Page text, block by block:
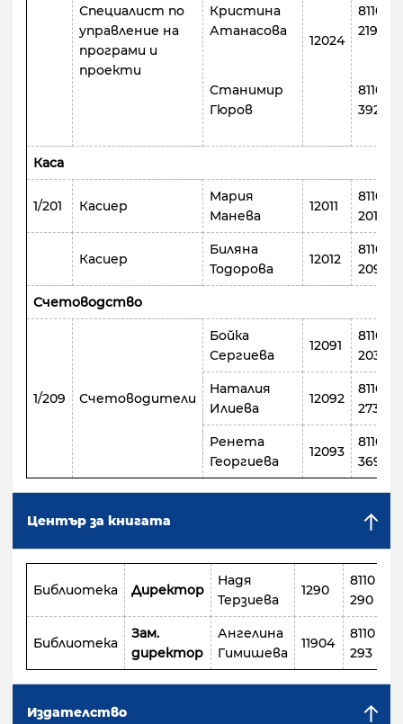
Специалист по
управление на
програми и
проекти
Кристина
Атанасова
Станимир
Гюров
12024
8110
219
8110
392
Каса
1/201 Касиер
Мария
Манева
12011
8110
201
Касиер
Биляна
Тодорова
12012
8110
209
Счетоводство
1/209 Счетоводители
Бойка
Сергиева
12091
8110
203
Наталия
Илиева
12092
8110
273
Ренета
Георгиева
12093
8110
369
Център за книгата
Библиотека Директор
Надя
Терзиева
1290
8110
290
Библиотека
Зам.
директор
Ангелина
Гимишева
11904
8110
293
Издателство